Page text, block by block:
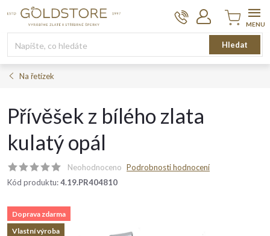
Hledat
Nákupní
košík
Na řetízek
Přívěšek z bílého zlata
kulatý opál
Neohodnoceno Podrobnosti hodnocení
Kód produktu:4.19.PR404810
Doprava zdarma
Vlastní výroba